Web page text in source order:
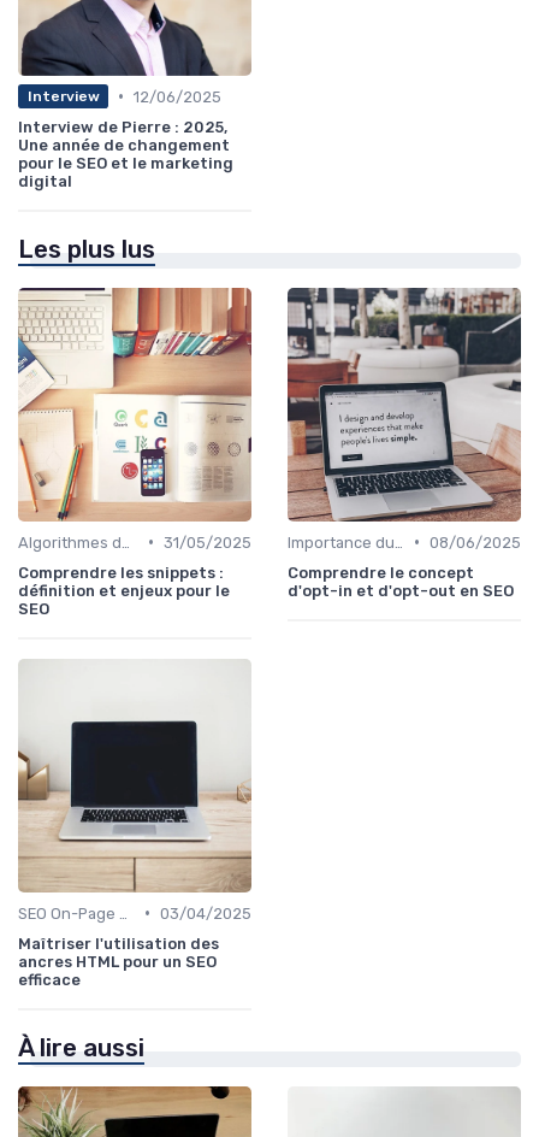
Interview • 12/06/2025
Interview de Pierre : 2025,
Une année de changement
pour le SEO et le marketing
digital
Les plus lus
• 31/05/2025
Comprendre les snippets :
définition et enjeux pour le
SEO
• 08/06/2025
Comprendre le concept
d'opt-in et d'opt-out en SEO
• 03/04/2025
Maîtriser l'utilisation des
ancres HTML pour un SEO
efficace
À lire aussi